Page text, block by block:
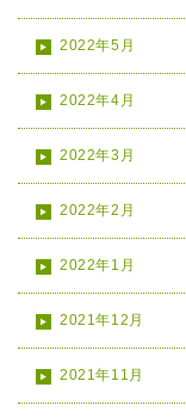
2022年5月
2022年4月
2022年3月
2022年2月
2022年1月
2021年12月
2021年11月